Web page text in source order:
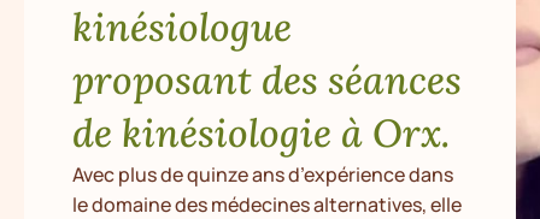
kinésiologue
proposant des séances
de kinésiologie à Orx.
Avec plus de quinze ans d’expérience dans
le domaine des médecines alternatives, elle